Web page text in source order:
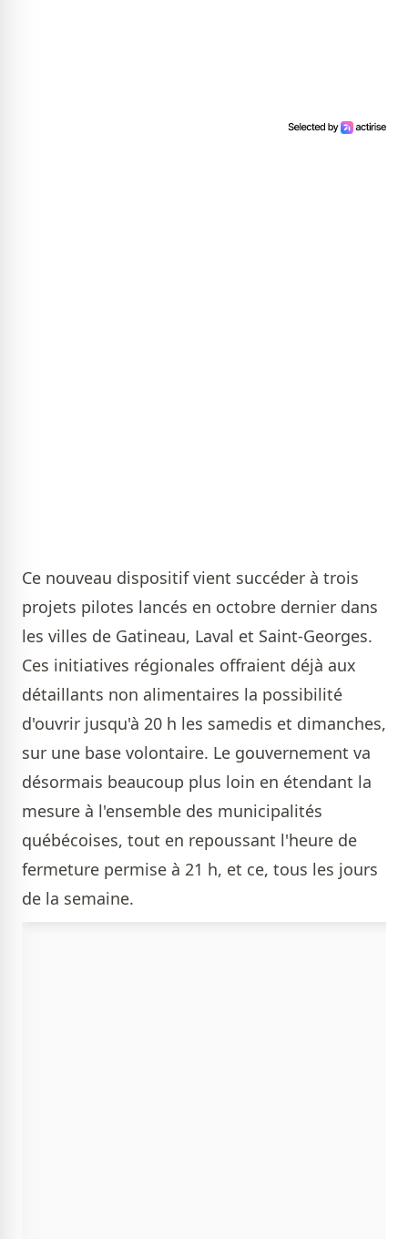
Ce nouveau dispositif vient succéder à trois
projets pilotes lancés en octobre dernier dans
les villes de Gatineau, Laval et Saint-Georges.
Ces initiatives régionales offraient déjà aux
détaillants non alimentaires la possibilité
d'ouvrir jusqu'à 20 h les samedis et dimanches,
sur une base volontaire. Le gouvernement va
désormais beaucoup plus loin en étendant la
mesure à l'ensemble des municipalités
québécoises, tout en repoussant l'heure de
fermeture permise à 21 h, et ce, tous les jours
de la semaine.